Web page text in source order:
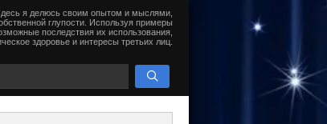
я делюсь своим опытом и мыслями,
глупости. Используя примеры
последствия их использования,
здоровье и интересы третьих лиц.